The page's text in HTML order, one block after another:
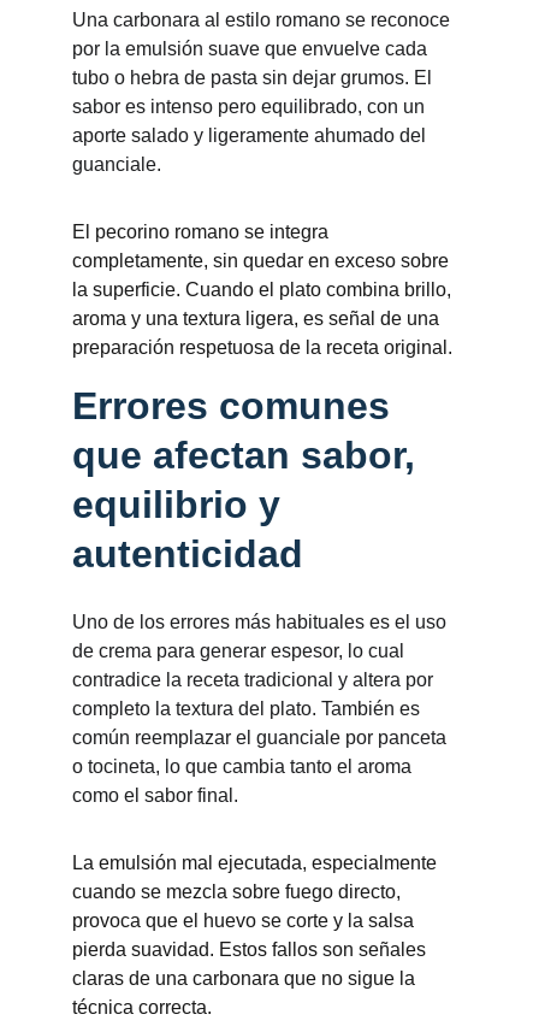
Una carbonara al estilo romano se reconoce
por la emulsión suave que envuelve cada
tubo o hebra de pasta sin dejar grumos. El
sabor es intenso pero equilibrado, con un
aporte salado y ligeramente ahumado del
guanciale.
El pecorino romano se integra
completamente, sin quedar en exceso sobre
la superficie. Cuando el plato combina brillo,
aroma y una textura ligera, es señal de una
preparación respetuosa de la receta original.
Errores comunes
que afectan sabor,
equilibrio y
autenticidad
Uno de los errores más habituales es el uso
de crema para generar espesor, lo cual
contradice la receta tradicional y altera por
completo la textura del plato. También es
común reemplazar el guanciale por panceta
o tocineta, lo que cambia tanto el aroma
como el sabor final.
La emulsión mal ejecutada, especialmente
cuando se mezcla sobre fuego directo,
provoca que el huevo se corte y la salsa
pierda suavidad. Estos fallos son señales
claras de una carbonara que no sigue la
técnica correcta.